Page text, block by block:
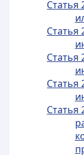
Статья
Статья
Статья
Статья
Статья